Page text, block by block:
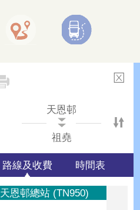
天恩邨
祖堯
路線及收費 時間表
天恩邨總站 (TN950)